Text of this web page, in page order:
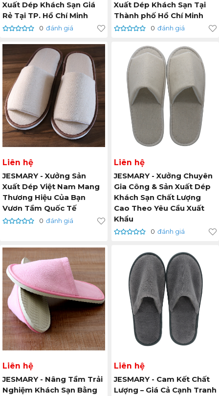
Xuất Dép Khách Sạn Giá
Rẻ Tại TP. Hồ Chí Minh
0 đánh giá
Xuất Dép Khách Sạn Tại
Thành phố Hồ Chí Minh
0 đánh giá
Liên hệ
JESMARY - Xưởng Sản
Xuất Dép Việt Nam Mang
Thương Hiệu Của Bạn
Vươn Tầm Quốc Tế
0 đánh giá
Liên hệ
JESMARY - Xưởng Chuyên
Gia Công & Sản Xuất Dép
Khách Sạn Chất Lượng
Cao Theo Yêu Cầu Xuất
Khẩu
0 đánh giá
Liên hệ
JESMARY - Nâng Tầm Trải
Nghiệm Khách Sạn Bằng
Liên hệ
JESMARY - Cam Kết Chất
Lượng – Giá Cả Cạnh Tranh